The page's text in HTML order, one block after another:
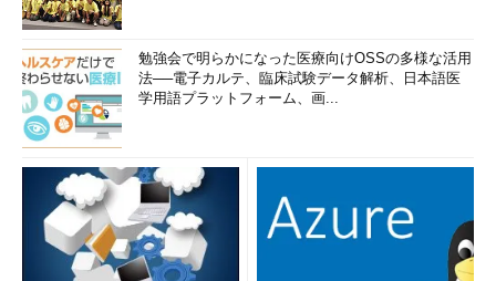
勉強会で明らかになった医療向けOSSの多様な活用
法──電子カルテ、臨床試験データ解析、日本語医
学用語プラットフォーム、画...